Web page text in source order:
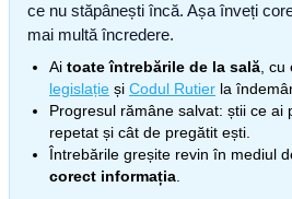
ce nu stăpânești încă. Așa înveți
mai multă încredere.
Ai toate întrebările de la sală ,
legislație și Codul Rutier la
Progresul rămâne salvat: știi ce ai
repetat și cât de pregătit ești.
Întrebările greșite revin în mediul
corect informația